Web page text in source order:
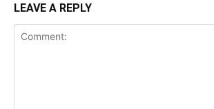
LEAVE A REPLY